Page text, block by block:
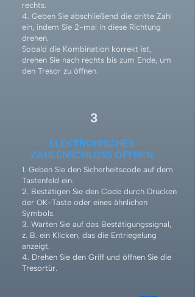
rechts.
4. Geben Sie abschließend die dritte Zahl
ein, indem Sie 2-mal in diese Richtung
drehen.
Sobald die Kombination korrekt ist,
drehen Sie nach rechts bis zum Ende, um
den Tresor zu öffnen.
3
ELEKTRONISCHES
ZAHLENSCHLOSS ÖFFNEN
1. Geben Sie den Sicherheitscode auf dem
Tastenfeld ein.
2. Bestätigen Sie den Code durch Drücken
der OK-Taste oder eines ähnlichen
Symbols.
3. Warten Sie auf das Bestätigungssignal,
z. B. ein Klicken, das die Entriegelung
anzeigt.
4. Drehen Sie den Griff und öffnen Sie die
Tresortür.